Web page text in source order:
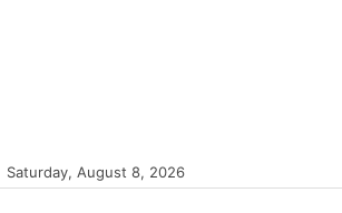
Saturday, August 8, 2026